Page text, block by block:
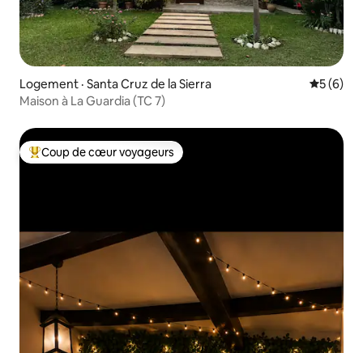
Logement · Santa Cruz de la Sierra Note
5 (6)
Maison à La Guardia (TC 7)
Coup de cœur voyageurs parmi les plus aimés
Coup de cœur voyageurs